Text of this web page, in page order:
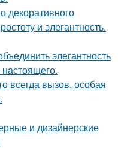
декоративного
и элегантность.
элегантность
всегда вызов, особая
и дизайнерские